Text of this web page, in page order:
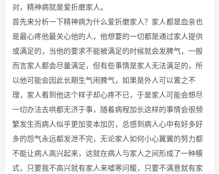
对，精神病就是爱折磨家人。
首先来分析一下精神病为什么爱折磨家人？家人都是血亲也
是最心疼他最关心他的人，他想要的一切都是通过家人提供
或满足的，当他的要求不能被满足的时候就会发脾气，一般
而言家人都会尽量满足，但有些事情是家人无法满足的，所
以他可能会因此长期生气闹脾气，如果是外人可以置之不
理，家人看到他这个样子却心疼不已，于是家人可能会想尽
一切办法去哄都无济于事，随着病程加长这样的事情会很频
繁发生而病人似乎更加变本加厉，总感到病人心中有好多好
多的怨气永远都发泄不完，无论家人如何小心翼翼的努力都
不能让病人高兴起来，这就在病人与家人之间形成了一种模
式，只要我不高兴就有家人来嘘寒问暖，只要不满意就有家